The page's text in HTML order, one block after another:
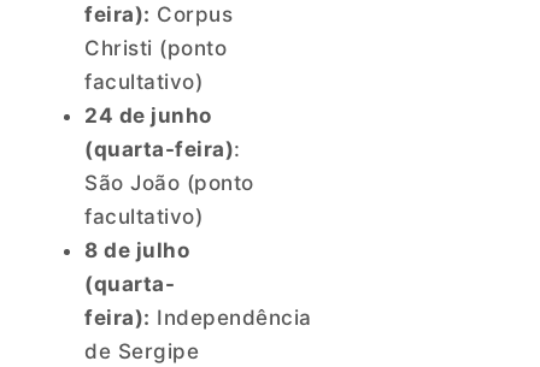
feira): Corpus
Christi (ponto
facultativo)
24 de junho
(quarta-feira):
São João (ponto
facultativo)
8 de julho
(quarta-
feira): Independência
de Sergipe